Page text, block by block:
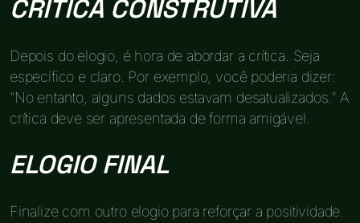
CRÍTICA CONSTRUTIVA
Depois do elogio, é hora de abordar a crítica. Seja
específico e claro. Por exemplo, você poderia dizer:
“No entanto, alguns dados estavam desatualizados.” A
crítica deve ser apresentada de forma amigável.
ELOGIO FINAL
Finalize com outro elogio para reforçar a positividade.